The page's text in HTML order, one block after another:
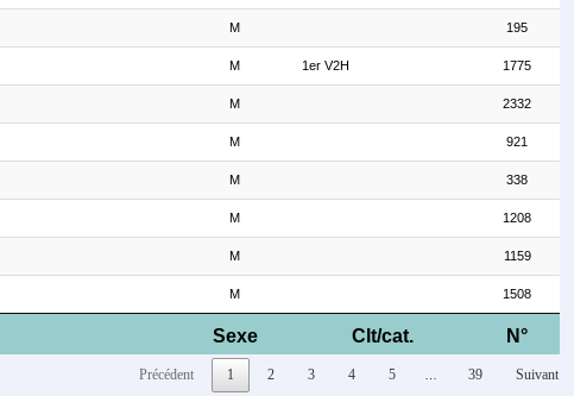
Sexe Clt/cat. N°
M 195
M 1er V2H 1775
M 2332
M 921
M 338
M 1208
M 1159
M 1508
Précédent 1 2 3 4 5 39 Suivant